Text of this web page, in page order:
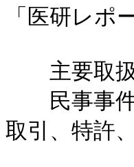
「医研レポ
主要取扱
民事事件
取引、特許
遺言・